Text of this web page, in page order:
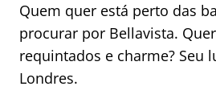
Quem quer está perto das
procurar por Bellavista.
requintados e charme? Seu
Londres.